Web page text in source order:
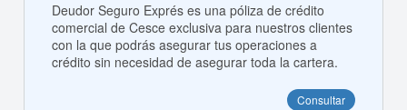
Deudor Seguro Exprés es una póliza de crédito
comercial de Cesce exclusiva para nuestros clientes
con la que podrás asegurar tus operaciones a
crédito sin necesidad de asegurar toda la cartera.
Consultar